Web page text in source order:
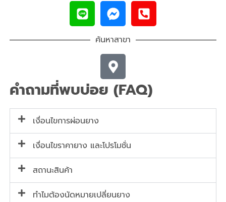
ค้นหาสาขา
คำถามที่พบบ่อย (FAQ)
เงื่อนไขการผ่อนยาง
เงื่อนไขราคายาง และโปรโมชั่น
สถานะสินค้า
ทำไมต้องนัดหมายเปลี่ยนยาง